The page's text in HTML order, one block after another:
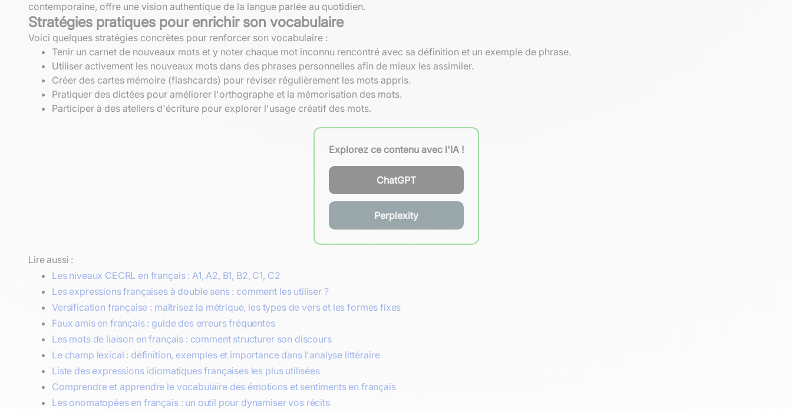
contemporaine, offre une vision authentique de la langue parlée au quotidien.
Stratégies pratiques pour enrichir son vocabulaire
Voici quelques stratégies concrètes pour renforcer son vocabulaire :
Tenir un carnet de nouveaux mots et y noter chaque mot inconnu rencontré avec sa définition et un exemple de phrase.
Utiliser activement les nouveaux mots dans des phrases personnelles afin de mieux les assimiler.
Créer des cartes mémoire (flashcards) pour réviser régulièrement les mots appris.
Pratiquer des dictées pour améliorer l'orthographe et la mémorisation des mots.
Participer à des ateliers d'écriture pour explorer l'usage créatif des mots.
Explorez ce contenu avec l'IA !
ChatGPT
Perplexity
Lire aussi :
Les niveaux CECRL en français : A1, A2, B1, B2, C1, C2
Les expressions françaises à double sens : comment les utiliser ?
Versification française : maîtrisez la métrique, les types de vers et les formes fixes
Faux amis en français : guide des erreurs fréquentes
Les mots de liaison en français : comment structurer son discours
Le champ lexical : définition, exemples et importance dans l'analyse littéraire
Liste des expressions idiomatiques françaises les plus utilisées
Comprendre et apprendre le vocabulaire des émotions et sentiments en français
Les onomatopées en français : un outil pour dynamiser vos récits